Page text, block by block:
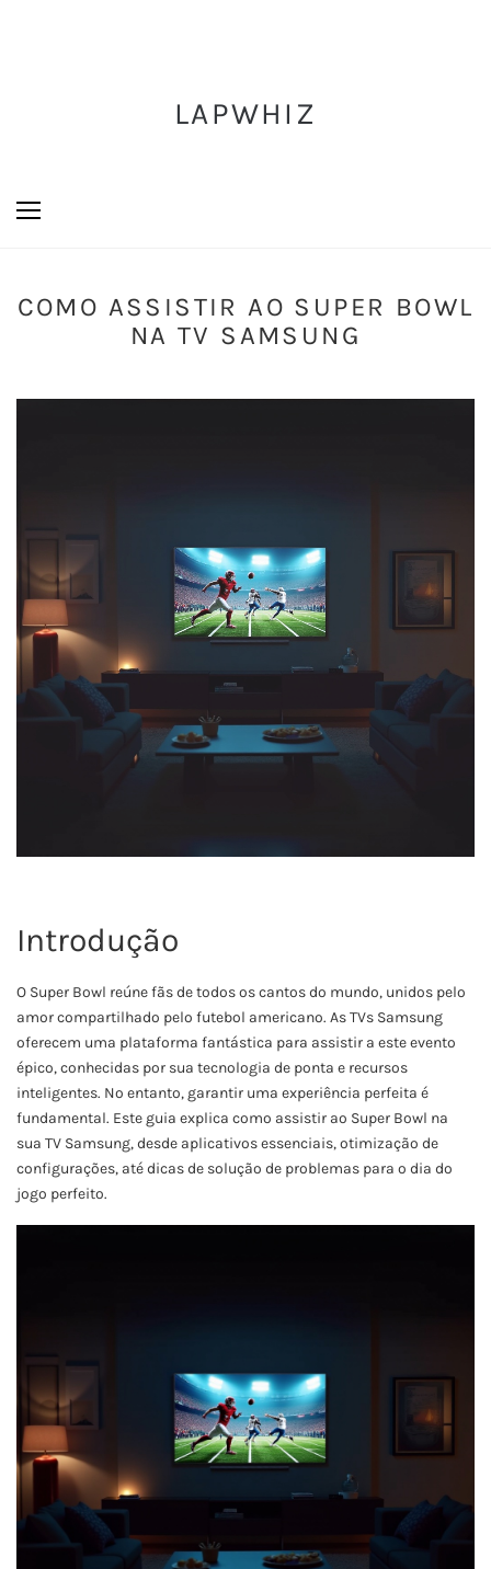
LAPWHIZ
COMO ASSISTIR AO SUPER BOWL
NA TV SAMSUNG
Introdução
O Super Bowl reúne fãs de todos os cantos do mundo, unidos pelo
amor compartilhado pelo futebol americano. As TVs Samsung
oferecem uma plataforma fantástica para assistir a este evento
épico, conhecidas por sua tecnologia de ponta e recursos
inteligentes. No entanto, garantir uma experiência perfeita é
fundamental. Este guia explica como assistir ao Super Bowl na
sua TV Samsung, desde aplicativos essenciais, otimização de
configurações, até dicas de solução de problemas para o dia do
jogo perfeito.